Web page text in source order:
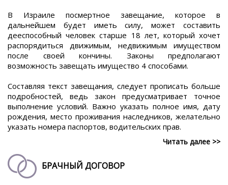
В Израиле посмертное завещание, которое в
дальнейшем будет иметь силу, может составить
дееспособный человек старше 18 лет, который хочет
распорядиться движимым, недвижимым имуществом
после своей кончины. Законы предполагают
возможность завещать имущество 4 способами.
Составляя текст завещания, следует прописать больше
подробностей, ведь закон предусматривает точное
выполнение условий. Важно указать полное имя, дату
рождения, место проживания наследников, желательно
указать номера паспортов, водительских прав.
Читать далее >>
БРАЧНЫЙ ДОГОВОР